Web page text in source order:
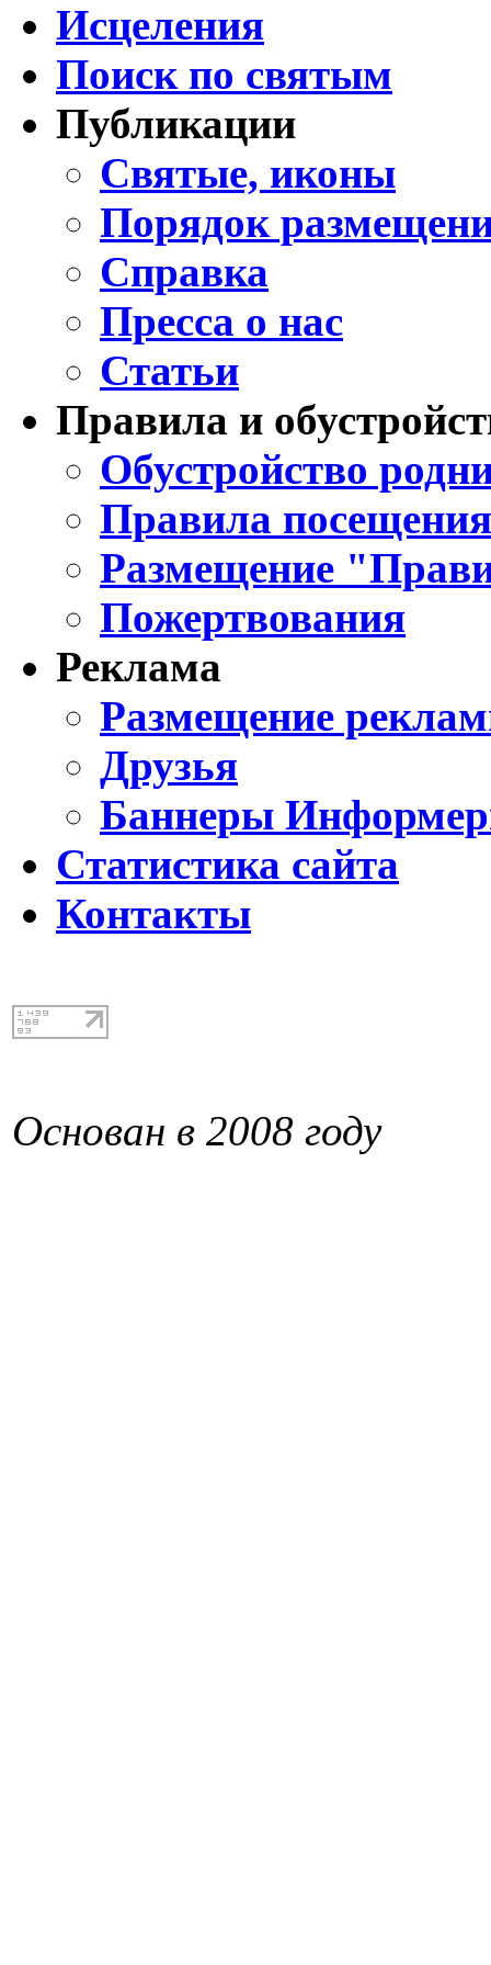
Исцеления
Поиск по святым
Публикации
Святые, иконы
Порядок
Справка
Пресса о нас
Статьи
Правила и
Обустройство
Правила
Размещение
Пожертвования
Реклама
Размещение
Друзья
Баннеры
Статистика сайта
Контакты
Основан в 2008 году